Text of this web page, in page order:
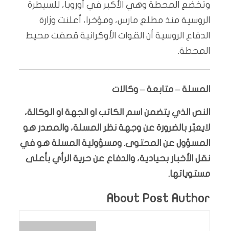
وتخضع المحطة وهي الأكبر في أوروبا، للسيطرة
الروسية منذ مطلع مارس، ومؤخرا، أعلنت وزارة
الدفاع الروسية أن القوات الأوكرانية قصفت محيط
المحطة.
المسلة – متابعة – وكالات
النص الذي يتضمن اسم الكاتب او الجهة او الوكالة،
لايعبّر بالضرورة عن وجهة نظر المسلة، والمصدر هو
المسؤول عن المحتوى. ومسؤولية المسلة هو في
نقل الأخبار بحيادية، والدفاع عن حرية الرأي بأعلى
مستوياتها.
About Post Author